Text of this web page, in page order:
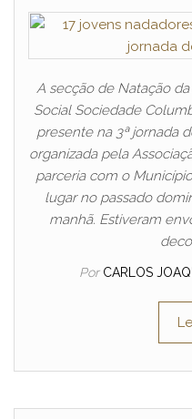
A secção de Natação
Social Sociedade
presente na 3ª jornada
organizada pela
parceria com o
lugar no passado
manhã. Estiveram
Por CARLOS